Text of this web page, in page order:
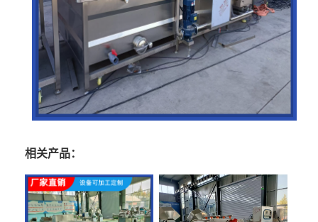
相关产品：